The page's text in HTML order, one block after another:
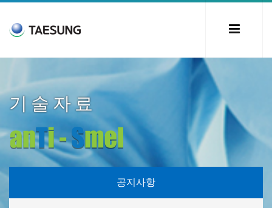
기술자료
공지사항